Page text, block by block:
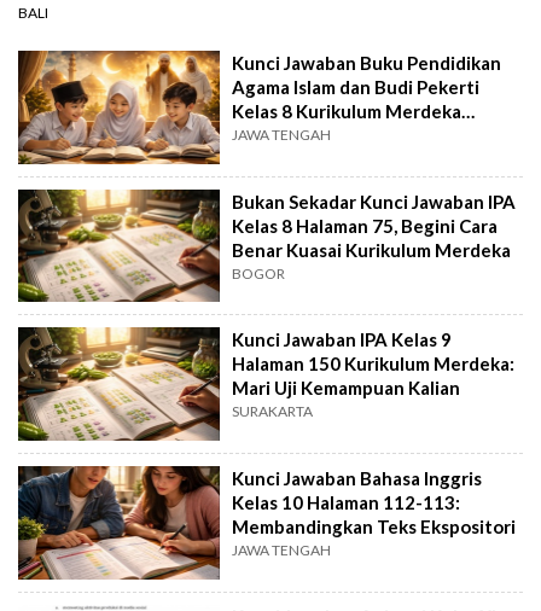
BALI
Kunci Jawaban Buku Pendidikan
Agama Islam dan Budi Pekerti
Kelas 8 Kurikulum Merdeka
Halaman 190
JAWA TENGAH
Bukan Sekadar Kunci Jawaban IPA
Kelas 8 Halaman 75, Begini Cara
Benar Kuasai Kurikulum Merdeka
BOGOR
Kunci Jawaban IPA Kelas 9
Halaman 150 Kurikulum Merdeka:
Mari Uji Kemampuan Kalian
SURAKARTA
Kunci Jawaban Bahasa Inggris
Kelas 10 Halaman 112-113:
Membandingkan Teks Ekspositori
JAWA TENGAH